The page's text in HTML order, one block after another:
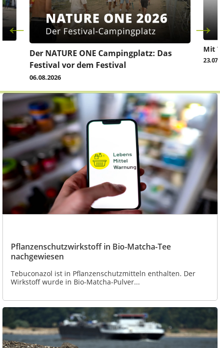
Der NATURE ONE Campingplatz: Das
Festival vor dem Festival
06.08.2026
Mit
Pflanzenschutzwirkstoff in Bio-Matcha-Tee
nachgewiesen
Tebuconazol ist in Pflanzenschutzmitteln enthalten. Der
Wirkstoff wurde in Bio-Matcha-Pulver...